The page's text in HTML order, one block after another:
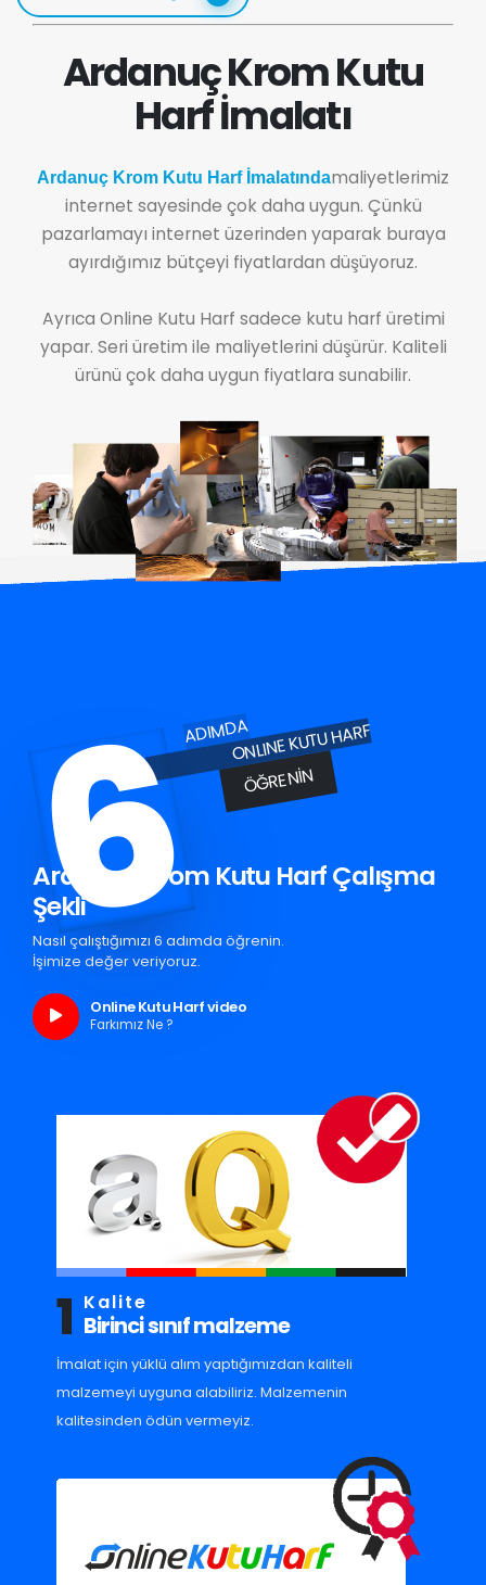
Ardanuç Krom Kutu
Harf İmalatı
Ardanuç Krom Kutu Harf İmalatındamaliyetlerimiz
internet sayesinde çok daha uygun. Çünkü
pazarlamayı internet üzerinden yaparak buraya
ayırdığımız bütçeyi fiyatlardan düşüyoruz.
Ayrıca Online Kutu Harf sadece kutu harf üretimi
yapar. Seri üretim ile maliyetlerini düşürür. Kaliteli
ürünü çok daha uygun fiyatlara sunabilir.
6ADIMDAONLINE KUTU HARF
ÖĞRENIN
Ardanuç Krom Kutu Harf Çalışma
Şekli
Nasıl çalıştığımızı 6 adımda öğrenin.
İşimize değer veriyoruz.
Online Kutu Harf video
Farkımız Ne ?
1 Kalite
Birinci sınıf malzeme
İmalat için yüklü alım yaptığımızdan kaliteli
malzemeyi uyguna alabiliriz. Malzemenin
kalitesinden ödün vermeyiz.